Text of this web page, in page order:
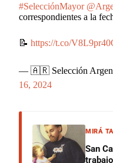
#SelecciónMayor
correspondientes a la
📝https://t.co/
— 🇦🇷 Selección
16, 2024
MIRÁ
San